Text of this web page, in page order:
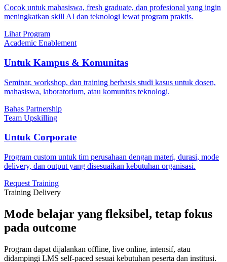
Cocok untuk mahasiswa, fresh graduate, dan profesional yang ingin
meningkatkan skill AI dan teknologi lewat program praktis.
Lihat Program
Academic Enablement
Untuk Kampus & Komunitas
Seminar, workshop, dan training berbasis studi kasus untuk dosen,
mahasiswa, laboratorium, atau komunitas teknologi.
Bahas Partnership
Team Upskilling
Untuk Corporate
Program custom untuk tim perusahaan dengan materi, durasi, mode
delivery, dan output yang disesuaikan kebutuhan organisasi.
Request Training
Training Delivery
Mode belajar yang fleksibel, tetap fokus
pada outcome
Program dapat dijalankan offline, live online, intensif, atau
didampingi LMS self-paced sesuai kebutuhan peserta dan institusi.